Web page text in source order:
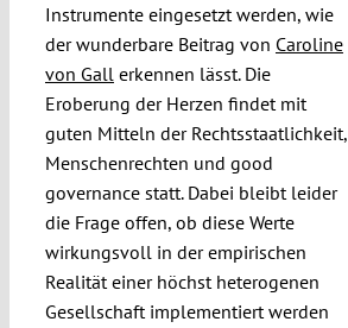
Instrumente eingesetzt werden, wie
der wunderbare Beitrag von Caroline
von Gallerkennen lässt. Die
Eroberung der Herzen findet mit
guten Mitteln der Rechtsstaatlichkeit,
Menschenrechten und good
governance statt. Dabei bleibt leider
die Frage offen, ob diese Werte
wirkungsvoll in der empirischen
Realität einer höchst heterogenen
Gesellschaft implementiert werden